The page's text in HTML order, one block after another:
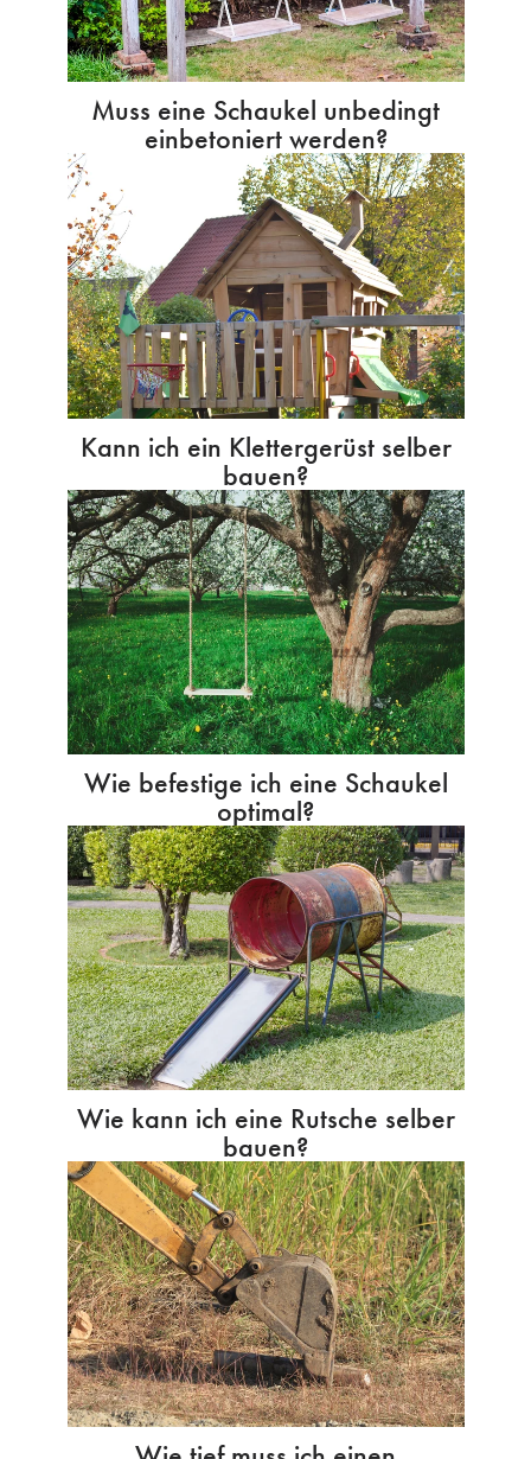
Muss eine Schaukel unbedingt
einbetoniert werden?
Kann ich ein Klettergerüst selber
bauen?
Wie befestige ich eine Schaukel
optimal?
Wie kann ich eine Rutsche selber
bauen?